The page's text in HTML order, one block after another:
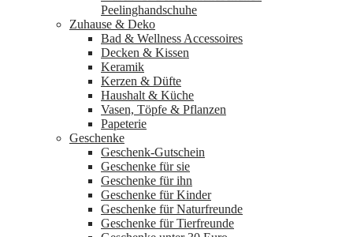
Peelinghandschuhe
Zuhause & Deko
Bad & Wellness Accessoires
Decken & Kissen
Keramik
Kerzen & Düfte
Haushalt & Küche
Vasen, Töpfe & Pflanzen
Papeterie
Geschenke
Geschenk-Gutschein
Geschenke für sie
Geschenke für ihn
Geschenke für Kinder
Geschenke für Naturfreunde
Geschenke für Tierfreunde